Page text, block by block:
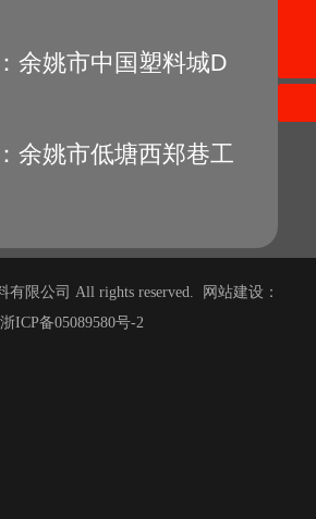
余姚市中国塑料城D
余姚市低塘西郑巷工
有限公司 All rights reserved. 网站建设：
浙ICP备05089580号-2